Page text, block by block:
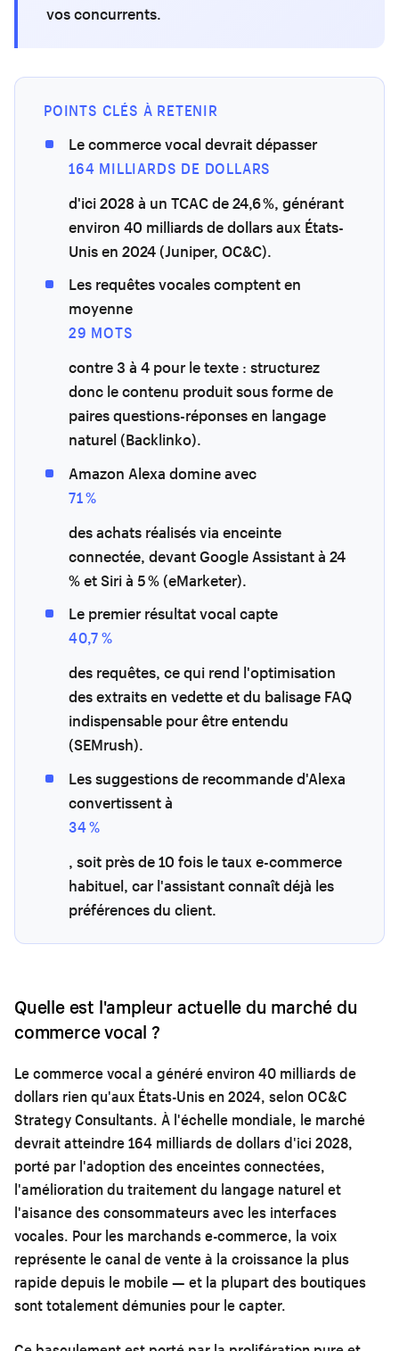
vos concurrents.
POINTS CLÉS À RETENIR
Le commerce vocal devrait dépasser
164 MILLIARDS DE DOLLARS
d'ici 2028 à un TCAC de 24,6 %, générant
environ 40 milliards de dollars aux États-
Unis en 2024 (Juniper, OC&C).
Les requêtes vocales comptent en
moyenne
29 MOTS
contre 3 à 4 pour le texte : structurez
donc le contenu produit sous forme de
paires questions-réponses en langage
naturel (Backlinko).
Amazon Alexa domine avec
71 %
des achats réalisés via enceinte
connectée, devant Google Assistant à 24
% et Siri à 5 % (eMarketer).
Le premier résultat vocal capte
40,7 %
des requêtes, ce qui rend l'optimisation
des extraits en vedette et du balisage FAQ
indispensable pour être entendu
(SEMrush).
Les suggestions de recommande d'Alexa
convertissent à
34 %
, soit près de 10 fois le taux e-commerce
habituel, car l'assistant connaît déjà les
préférences du client.
Quelle est l'ampleur actuelle du marché du
commerce vocal ?
Le commerce vocal a généré environ 40 milliards de
dollars rien qu'aux États-Unis en 2024, selon OC&C
Strategy Consultants. À l'échelle mondiale, le marché
devrait atteindre 164 milliards de dollars d'ici 2028,
porté par l'adoption des enceintes connectées,
l'amélioration du traitement du langage naturel et
l'aisance des consommateurs avec les interfaces
vocales. Pour les marchands e-commerce, la voix
représente le canal de vente à la croissance la plus
rapide depuis le mobile — et la plupart des boutiques
sont totalement démunies pour le capter.